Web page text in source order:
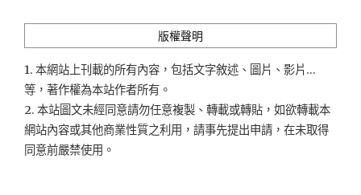
版權聲明
1. 本網站上刊載的所有內容，包括文字敘述、圖片、影片...
等，著作權為本站作者所有。
2. 本站圖文未經同意請勿任意複製、轉載或轉貼，如欲轉載本
網站內容或其他商業性質之利用，請事先提出申請，在未取得
同意前嚴禁使用。